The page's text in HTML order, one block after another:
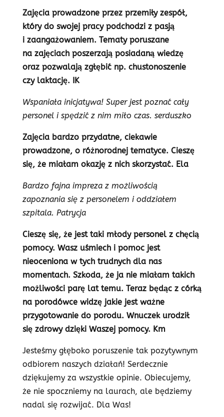
Zajęcia prowadzone przez przemiły zespół,
który do swojej pracy podchodzi z pasją
i zaangażowaniem. Tematy poruszane
na zajęciach poszerzają posiadaną wiedzę
oraz pozwalają zgłębić np. chustonoszenie
czy laktację. IK
Wspaniała inicjatywa! Super jest poznać cały
personel i spędzić z nim miło czas. serduszko
Zajęcia bardzo przydatne, ciekawie
prowadzone, o różnorodnej tematyce. Cieszę
się, że miałam okazję z nich skorzystać. Ela
Bardzo fajna impreza z możliwością
zapoznania się z personelem i oddziałem
szpitala. Patrycja
Cieszę się, że jest taki młody personel z chęcią
pomocy. Wasz uśmiech i pomoc jest
nieoceniona w tych trudnych dla nas
momentach. Szkoda, że ja nie miałam takich
możliwości parę lat temu. Teraz będąc z córką
na porodówce widzę jakie jest ważne
przygotowanie do porodu. Wnuczek urodził
się zdrowy dzięki Waszej pomocy. Km
Jesteśmy głęboko poruszenie tak pozytywnym
odbiorem naszych działań! Serdecznie
dziękujemy za wszystkie opinie. Obiecujemy,
że nie spoczniemy na laurach, ale będziemy
nadal się rozwijać. Dla Was!